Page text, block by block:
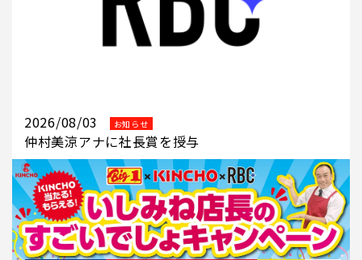
2026/08/03 お知らせ
仲村美涼アナに社長賞を授与